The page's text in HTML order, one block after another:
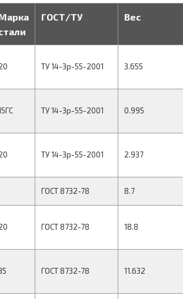
ГОСТ/ТУ Вес
ТУ 14-3р-55-2001 3.655
ТУ 14-3р-55-2001 0.995
ТУ 14-3р-55-2001 2.937
ГОСТ 8732-78 8.7
ГОСТ 8732-78 18.8
ГОСТ 8732-78 11.632